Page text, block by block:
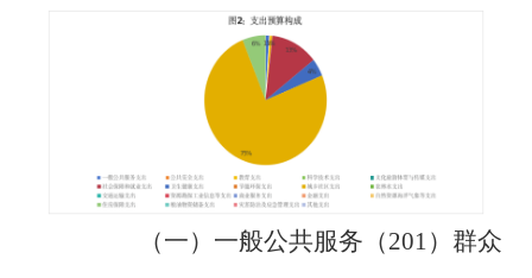
（一） 一般公共服务（201 ） 群众